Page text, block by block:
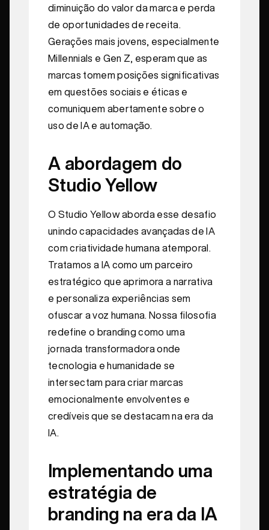
diminuição do valor da marca e perda
de oportunidades de receita.
Gerações mais jovens, especialmente
Millennials e Gen Z, esperam que as
marcas tomem posições significativas
em questões sociais e éticas e
comuniquem abertamente sobre o
uso de IA e automação.
A abordagem do
Studio Yellow
O Studio Yellow aborda esse desafio
unindo capacidades avançadas de IA
com criatividade humana atemporal.
Tratamos a IA como um parceiro
estratégico que aprimora a narrativa
e personaliza experiências sem
ofuscar a voz humana. Nossa filosofia
redefine o branding como uma
jornada transformadora onde
tecnologia e humanidade se
intersectam para criar marcas
emocionalmente envolventes e
credíveis que se destacam na era da
IA.
Implementando uma
estratégia de
branding na era da IA